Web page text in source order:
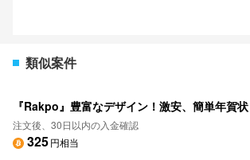
類似案件
『Rakpo』豊富なデザイン！激安、簡単年賀状
注文後、30日以内の入金確認
325円相当